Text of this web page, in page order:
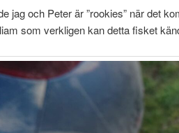
jag och Peter är ”rookies” när det
som verkligen kan detta fisket